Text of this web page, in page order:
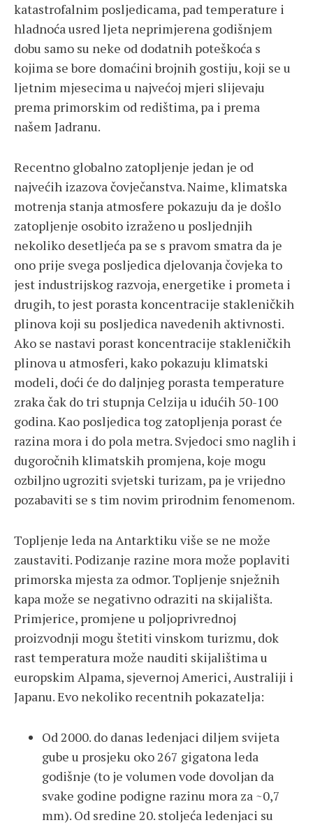
katastrofalnim posljedicama, pad temperature i
hladnoća usred ljeta neprimjerena godišnjem
dobu samo su neke od dodatnih poteškoća s
kojima se bore domaćini brojnih gostiju, koji se u
ljetnim mjesecima u najvećoj mjeri slijevaju
prema primorskim od redištima, pa i prema
našem Jadranu.
Recentno globalno zatopljenje jedan je od
najvećih izazova čovječanstva. Naime, klimatska
motrenja stanja atmosfere pokazuju da je došlo
zatopljenje osobito izraženo u posljednjih
nekoliko desetljeća pa se s pravom smatra da je
ono prije svega posljedica djelovanja čovjeka to
jest industrijskog razvoja, energetike i prometa i
drugih, to jest porasta koncentracije stakleničkih
plinova koji su posljedica navedenih aktivnosti.
Ako se nastavi porast koncentracije stakleničkih
plinova u atmosferi, kako pokazuju klimatski
modeli, doći će do daljnjeg porasta temperature
zraka čak do tri stupnja Celzija u idućih 50-100
godina. Kao posljedica tog zatopljenja porast će
razina mora i do pola metra. Svjedoci smo naglih i
dugoročnih klimatskih promjena, koje mogu
ozbiljno ugroziti svjetski turizam, pa je vrijedno
pozabaviti se s tim novim prirodnim fenomenom.
Topljenje leda na Antarktiku više se ne može
zaustaviti. Podizanje razine mora može poplaviti
primorska mjesta za odmor. Topljenje snježnih
kapa može se negativno odraziti na skijališta.
Primjerice, promjene u poljoprivrednoj
proizvodnji mogu štetiti vinskom turizmu, dok
rast temperatura može nauditi skijalištima u
europskim Alpama, sjevernoj Americi, Australiji i
Japanu. Evo nekoliko recentnih pokazatelja:
Od 2000. do danas ledenjaci diljem svijeta
gube u prosjeku oko 267 gigatona leda
godišnje (to je volumen vode dovoljan da
svake godine podigne razinu mora za ~0,7
mm). Od sredine 20. stoljeća ledenjaci su